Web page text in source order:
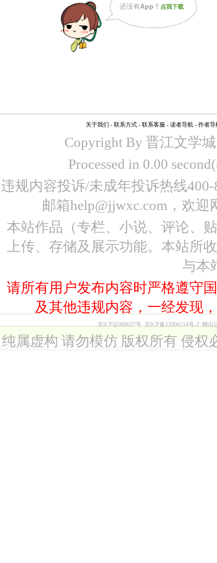
还没有App ？ 点我下载
关于我们 - 联系方式 - 联系客服 - 读者导航 - 作者导
Copyright By 晋江文学
Processed in 0.00
违规内容投诉/未成年投诉热线
邮箱help@jjwxc.com，欢
本站作品（专栏、小说、评论、
上传、存储及展示功能。本站所
与本
请所有用户发布内容时严格遵守
及其他违规内容，一经发现
京ICP证080637号 京ICP备12006214号-2 网出
纯属虚构 请勿模仿 版权所有 侵权